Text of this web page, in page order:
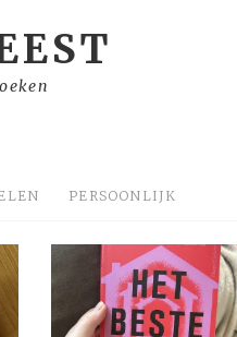
PERSOONLIJK